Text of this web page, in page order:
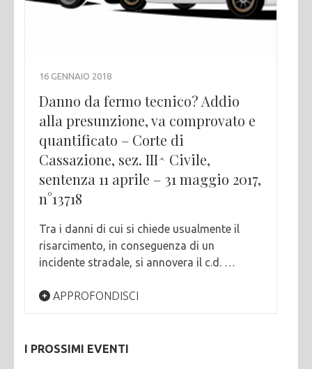
16 GENNAIO 2018
Danno da fermo tecnico? Addio
alla presunzione, va comprovato e
quantificato – Corte di
Cassazione, sez. III^ Civile,
sentenza 11 aprile – 31 maggio 2017,
n°13718
Tra i danni di cui si chiede usualmente il
risarcimento, in conseguenza di un
incidente stradale, si annovera il c.d. …
APPROFONDISCI
I PROSSIMI EVENTI